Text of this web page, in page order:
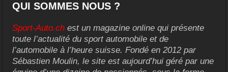
QUI SOMMES NOUS ?
Sport-Auto.ch est un magazine online qui présente
toute l’actualité du sport automobile et de
l’automobile à l’heure suisse. Fondé en 2012 par
Sébastien Moulin, le site est aujourd’hui géré par une